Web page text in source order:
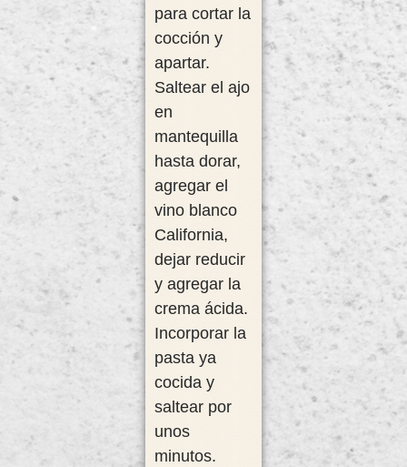
para cortar la
cocción y
apartar.
Saltear el ajo
en
mantequilla
hasta dorar,
agregar el
vino blanco
California,
dejar reducir
y agregar la
crema ácida.
Incorporar la
pasta ya
cocida y
saltear por
unos
minutos.